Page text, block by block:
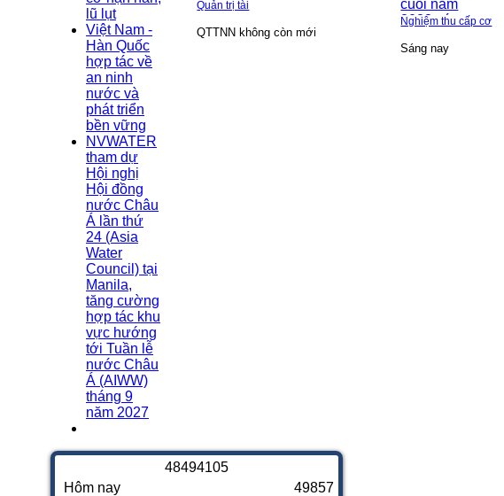
lũ lụt
Việt Nam -
Hàn Quốc
hợp tác về
an ninh
nước và
phát triển
bền vững
NVWATER
tham dự
Hội nghị
Hội đồng
nước Châu
Á lần thứ
24 (Asia
Water
Council) tại
Manila,
tăng cường
hợp tác khu
vực hướng
tới Tuần lễ
nước Châu
Á (AIWW)
tháng 9
năm 2027
Quản trị tài
QTTNN không còn mới
Nghiệm thu cấp cơ
Sáng nay
48494105
Hôm nay
49857